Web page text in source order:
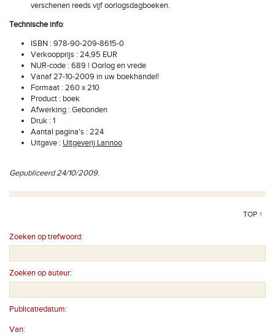
verschenen reeds vijf oorlogsdagboeken.
Technische info:
ISBN : 978-90-209-8615-0
Verkoopprijs : 24,95 EUR
NUR-code : 689 | Oorlog en vrede
Vanaf 27-10-2009 in uw boekhandel!
Formaat : 260 x 210
Product : boek
Afwerking : Gebonden
Druk : 1
Aantal pagina's : 224
Uitgave : Uitgeverij Lannoo
Gepubliceerd 24/10/2009.
TOP ↑
Zoeken op trefwoord:
Zoeken op auteur:
Publicatiedatum:
Van: